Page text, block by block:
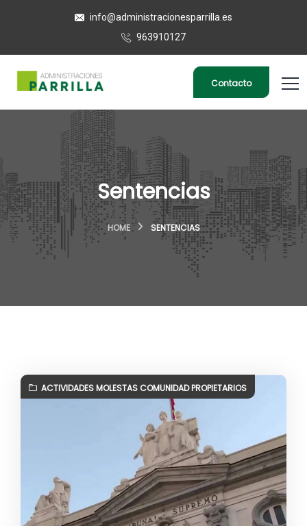
info@administracionesparrilla.es
963910127
Contacto
Sentencias
HOME SENTENCIAS
ACTIVIDADES MOLESTAS COMUNIDAD PROPIETARIOS